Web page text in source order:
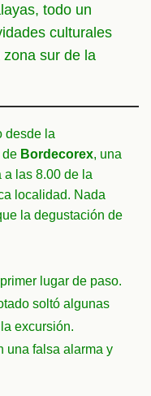
todo un
culturales
sur de la
desde la
de Bordecorex, una
a las 8.00 de la
localidad. Nada
la degustación de
lugar de paso.
soltó algunas
excursión.
una falsa alarma y